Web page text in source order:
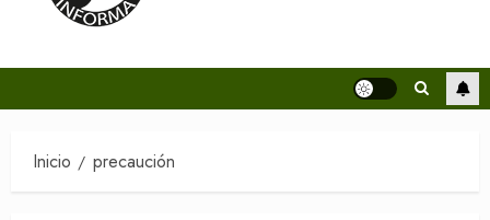
Inicio precaución